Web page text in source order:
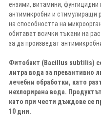
ензими, витамини,
антимикробни и стимулиращи
на способността на
обитават всички тъкани на
за да произведат
Фитобакт (Bacillus subtilis)
литра вода за превантивно
лечебни обработки, като
нехлорирана вода.
като при чести дъждове се
10 дни.